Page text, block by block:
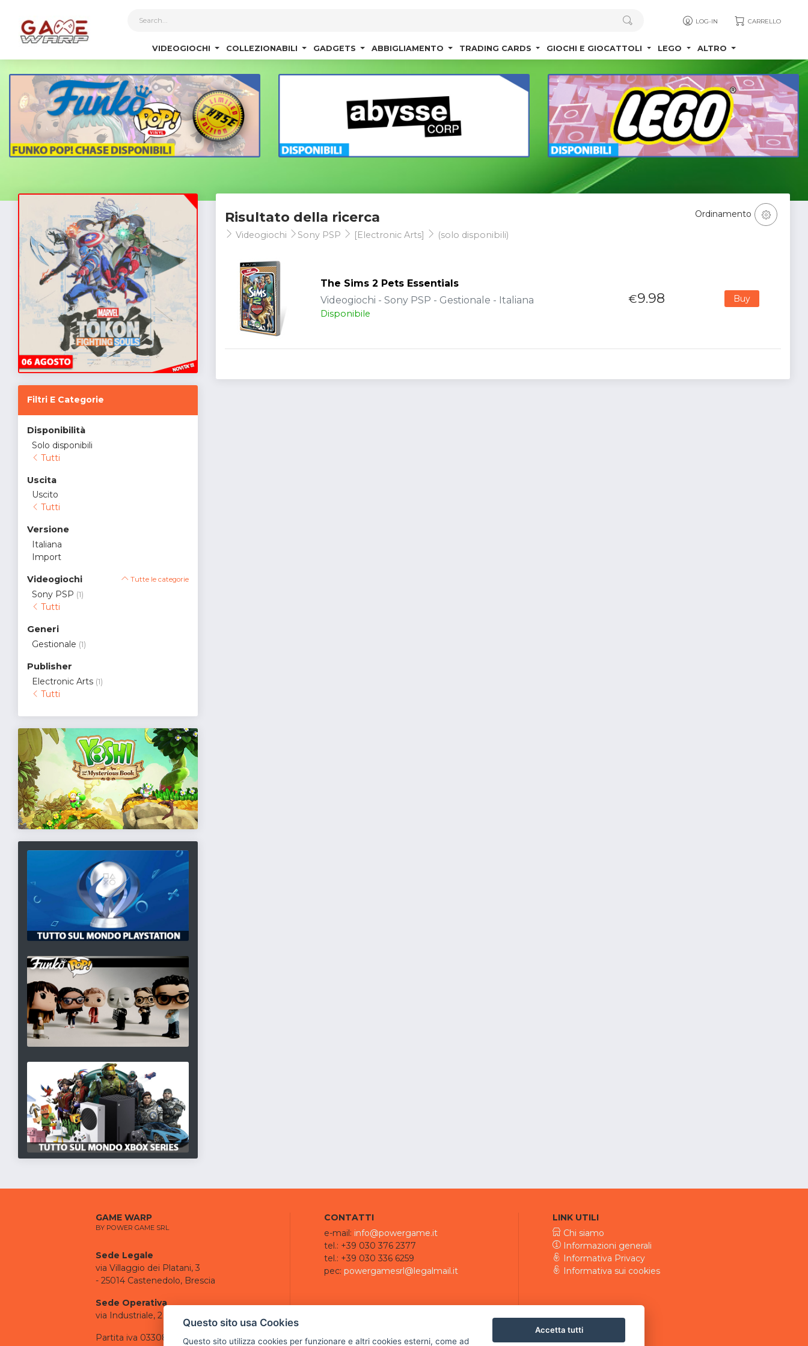
LOG-IN CARRELLO
VIDEOGIOCHI COLLEZIONABILI GADGETS ABBIGLIAMENTO TRADING CARDS GIOCHI E GIOCATTOLI LEGO ALTRO
Filtri E Categorie
Disponibilità
Solo disponibili
Tutti
Uscita
Uscito
Tutti
Versione
Italiana
Import
Videogiochi Tutte le categorie
Sony PSP (1)
Tutti
Generi
Gestionale (1)
Publisher
Electronic Arts (1)
Tutti
Risultato della ricerca
Videogiochi Sony PSP [Electronic Arts] (solo disponibili)
Ordinamento
The Sims 2 Pets Essentials
Videogiochi - Sony PSP - Gestionale - Italiana
Disponibile
€9.98 Buy
GAME WARP
BY POWER GAME SRL
Sede Legale
via Villaggio dei Platani, 3
- 25014 Castenedolo, Brescia
Sede Operativa
via Industriale, 2 - 25082 Botticino, BS
Partita iva 03308130982
CONTATTI
e-mail: info@powergame.it
tel.: +39 030 376 2377
tel.: +39 030 336 6259
pec: powergamesrl@legalmail.it
LINK UTILI
Chi siamo
Informazioni generali
Informativa Privacy
Informativa sui cookies
Questo sito usa Cookies
Questo sito utilizza cookies per funzionare e altri cookies esterni, come ad
Accetta tutti